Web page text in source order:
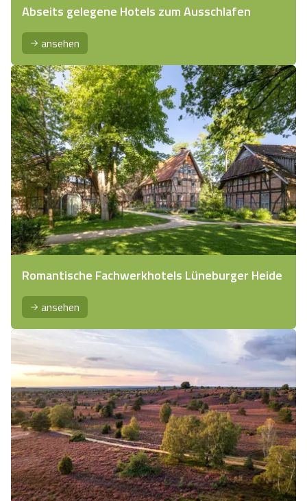
Abseits gelegene Hotels zum Ausschlafen
ansehen
Romantische Fachwerkhotels Lüneburger Heide
ansehen